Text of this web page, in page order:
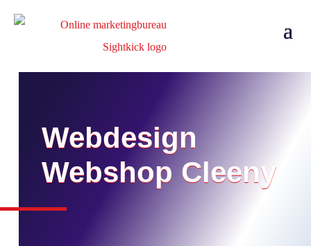
Webdesign
Webshop Cleeny